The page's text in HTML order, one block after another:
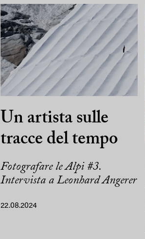
Un artista sulle
tracce del tempo
Fotografare le Alpi #3.
Intervista a Leonhard Angerer
22.08.2024